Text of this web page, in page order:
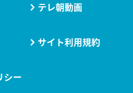
テレ朝動画
サイト利用規約
シー